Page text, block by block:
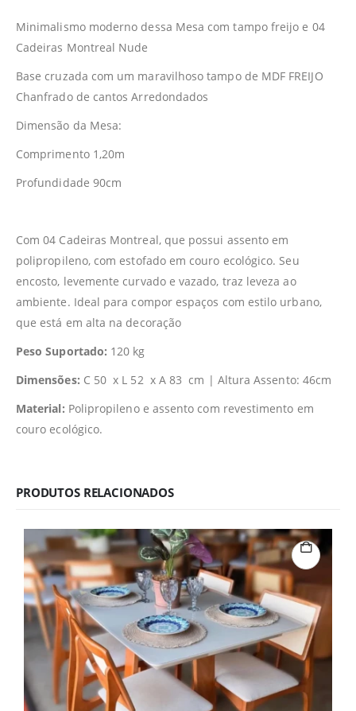
Minimalismo moderno dessa Mesa com tampo freijo e 04
Cadeiras Montreal Nude
Base cruzada com um maravilhoso tampo de MDF FREIJO
Chanfrado de cantos Arredondados
Dimensão da Mesa:
Comprimento 1,20m
Profundidade 90cm
Com 04 Cadeiras Montreal, que possui assento em
polipropileno, com estofado em couro ecológico. Seu
encosto, levemente curvado e vazado, traz leveza ao
ambiente. Ideal para compor espaços com estilo urbano,
que está em alta na decoração
Peso Suportado: 120 kg
Dimensões: C 50 x L 52 x A 83 cm | Altura Assento: 46cm
Material: Polipropileno e assento com revestimento em
couro ecológico.
PRODUTOS RELACIONADOS